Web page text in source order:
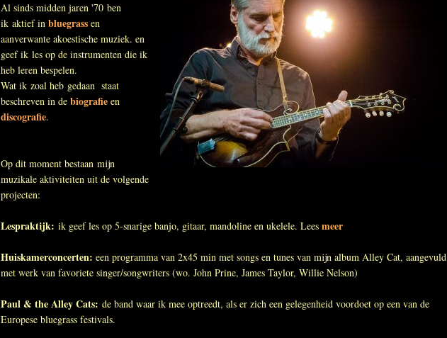
Al sinds midden jaren '70 ben
ik aktief inbluegrassen
aanverwante akoestische muziek. en
geef ik les op de instrumenten die ik
heb leren bespelen.
Wat ik zoal heb gedaan staat
beschreven in debiografie en
discografie.
Op dit moment bestaan mijn
muzikale aktiviteiten uit de volgende
projecten:
Lespraktijk:ik geef les op 5-snarige banjo, gitaar, mandoline en ukelele. Leesmeer
Huiskamerconcerten:een programma van 2x45 min met songs en tunes van mijn album Alley Cat, aangevuld
met werk van favoriete singer/songwriters (wo. John Prine, James Taylor, Willie Nelson)
Paul & the Alley Cats:de band waar ik mee optreedt, als er zich een gelegenheid voordoet op een van de
Europese bluegrass festivals.